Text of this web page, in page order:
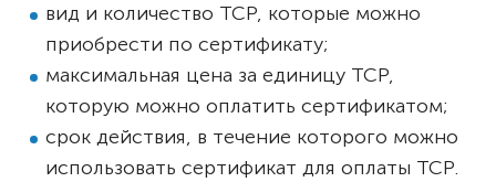
вид и количество ТСР, которые можно
приобрести по сертификату;
максимальная цена за единицу ТСР,
которую можно оплатить сертификатом;
срок действия, в течение которого можно
использовать сертификат для оплаты ТСР.